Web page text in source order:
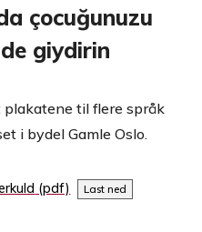
çocuğunuzu
giydirin
plakatene til flere språk
i bydel Gamle Oslo.
Last ned